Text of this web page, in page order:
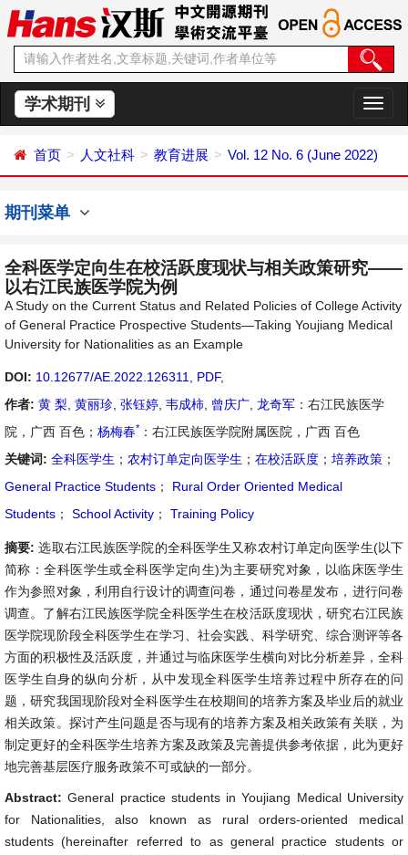
学术期刊
切
换
航
首页 人文社科 教育进展 Vol. 12 No. 6 (June 2022)
期刊菜单
全科医学定向生在校活跃度现状与相关政策研究——
以右江民族医学院为例
A Study on the Current Status and Related Policies of College Activity
of General Practice Prospective Students—Taking Youjiang Medical
University for Nationalities as an Example
DOI: 10.12677/AE.2022.126311 PDF,
作者: 黄 梨 黄丽珍 张钰婷 韦成柿 曾庆广 龙奇军 ：右江民族医学
院，广西 百色； 杨梅春* ：右江民族医学院附属医院，广西 百色
关键词: 全科医学生 ； 农村订单定向医学生 ； 在校活跃度 ； 培养政策 ；
General Practice Students ；
Rural Order Oriented Medical
Students ； School Activity ； Training Policy
摘要:选取右江民族医学院的全科医学生又称农村订单定向医学生(以下
简称：全科医学生或全科医学定向生)为主要研究对象，以临床医学生
作为参照对象，利用自行设计的调查问卷，通过问卷星发布，进行问卷
调查。了解右江民族医学院全科医学生在校活跃度现状，研究右江民族
医学院现阶段全科医学生在学习、社会实践、科学研究、综合测评等各
方面的积极性及活跃度，并通过与临床医学生横向对比分析差异，全科
医学生自身的纵向分析，从中发现全科医学生培养过程中所存在的问
题，研究我国现阶段对全科医学生在校期间的培养方案及毕业后的就业
相关政策。探讨产生问题是否与现有的培养方案及相关政策有关联，为
制定更好的全科医学生培养方案及政策及完善提供参考依据，此为更好
地完善基层医疗服务政策不可或缺的一部分。
Abstract:General practice students in Youjiang Medical University
for Nationalities, also known as rural orders-oriented medical
students (hereinafter referred to as general practice students or